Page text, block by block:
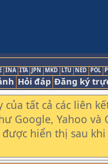
INA ITA JPN MKD LTU NED POL
Hỏi đáp Đăng ký
tất cả các liên
Yahoo và
hiển thị sau